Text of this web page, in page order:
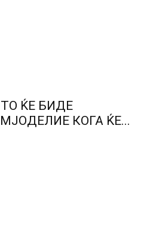
ЌЕ БИДЕ
КОГА ЌЕ...